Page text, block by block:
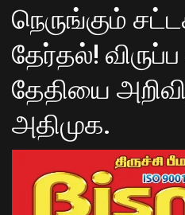
நெருங்கும்
தேர்தல்!
தேதியை
அதிமுக.